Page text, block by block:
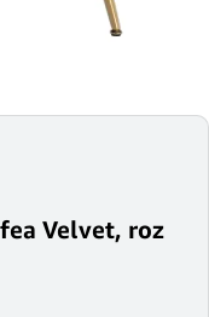
Velvet, roz